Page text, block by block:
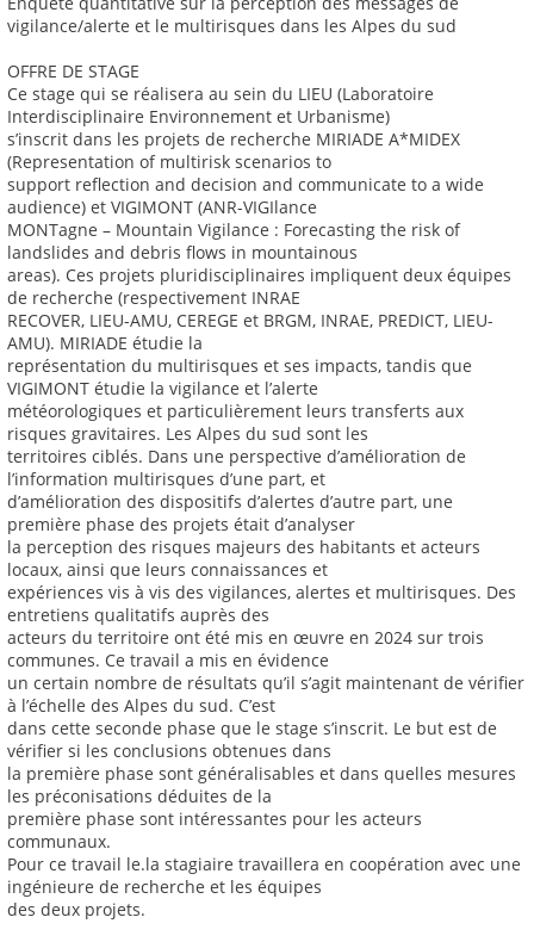
vigilance/alerte et le multirisques dans les Alpes du sud
OFFRE DE STAGE
Ce stage qui se réalisera au sein du LIEU (Laboratoire
Interdisciplinaire Environnement et Urbanisme)
s’inscrit dans les projets de recherche MIRIADE A*MIDEX
(Representation of multirisk scenarios to
support reflection and decision and communicate to a wide
audience) et VIGIMONT (ANR-VIGIlance
MONTagne – Mountain Vigilance : Forecasting the risk of
landslides and debris flows in mountainous
areas). Ces projets pluridisciplinaires impliquent deux équipes
de recherche (respectivement INRAE
RECOVER, LIEU-AMU, CEREGE et BRGM, INRAE, PREDICT, LIEU-
AMU). MIRIADE étudie la
représentation du multirisques et ses impacts, tandis que
VIGIMONT étudie la vigilance et l’alerte
météorologiques et particulièrement leurs transferts aux
risques gravitaires. Les Alpes du sud sont les
territoires ciblés. Dans une perspective d’amélioration de
l’information multirisques d’une part, et
d’amélioration des dispositifs d’alertes d’autre part, une
première phase des projets était d’analyser
la perception des risques majeurs des habitants et acteurs
locaux, ainsi que leurs connaissances et
expériences vis à vis des vigilances, alertes et multirisques. Des
entretiens qualitatifs auprès des
acteurs du territoire ont été mis en œuvre en 2024 sur trois
communes. Ce travail a mis en évidence
un certain nombre de résultats qu’il s’agit maintenant de vérifier
à l’échelle des Alpes du sud. C’est
dans cette seconde phase que le stage s’inscrit. Le but est de
vérifier si les conclusions obtenues dans
la première phase sont généralisables et dans quelles mesures
les préconisations déduites de la
première phase sont intéressantes pour les acteurs
communaux.
Pour ce travail le.la stagiaire travaillera en coopération avec une
ingénieure de recherche et les équipes
des deux projets.